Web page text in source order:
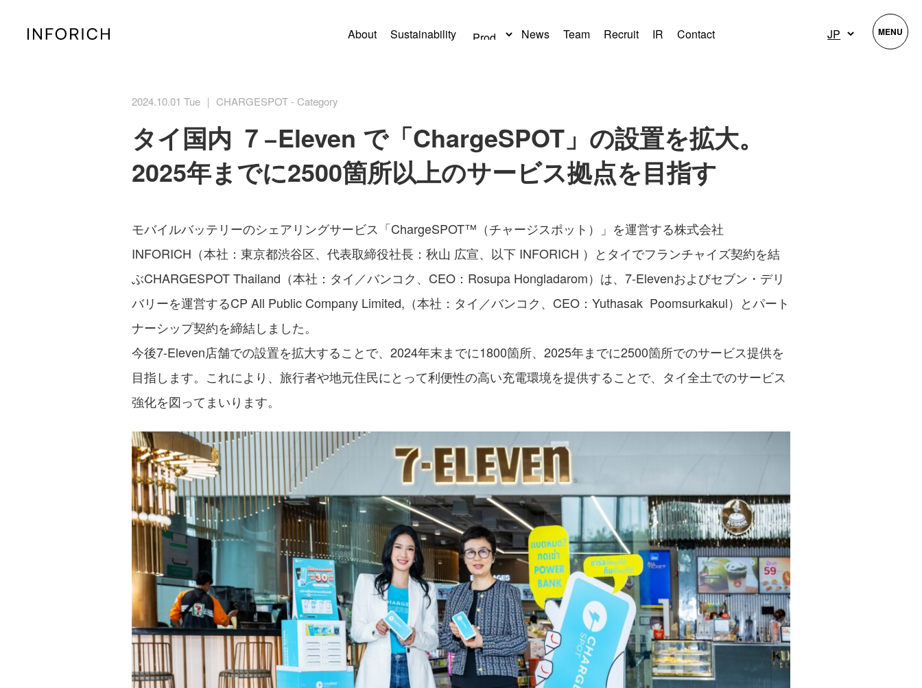
About Sustainability News Team Recruit IR Contact
2024.10.01 Tue ｜ CHARGESPOT - Category
タイ国内 ７−Eleven で「ChargeSPOT」の設置を拡大。
2025年までに2500箇所以上のサービス拠点を目指す
モバイルバッテリーのシェアリングサービス「ChargeSPOT™（チャージスポット）」を運営する株式会社
INFORICH（本社：東京都渋谷区、代表取締役社長：秋山 広宣、以下 INFORICH ）とタイでフランチャイズ契約を結
ぶCHARGESPOT Thailand（本社：タイ／バンコク、CEO：Rosupa Hongladarom）は、7-Elevenおよびセブン・デリ
バリーを運営するCP All Public Company Limited,（本社：タイ／バンコク、CEO：Yuthasak Poomsurkakul）とパート
ナーシップ契約を締結しました。
今後7-Eleven店舗での設置を拡大することで、2024年末までに1800箇所、2025年までに2500箇所でのサービス提供を
目指します。これにより、旅行者や地元住民にとって利便性の高い充電環境を提供することで、タイ全土でのサービス
強化を図ってまいります。
MENU